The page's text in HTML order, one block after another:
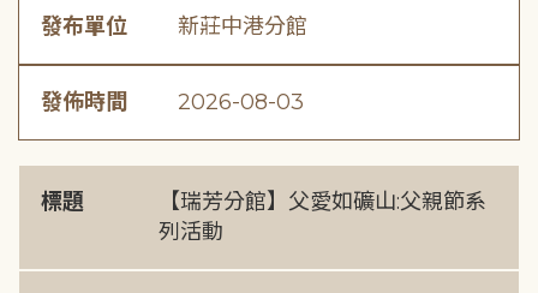
發布單位 新莊中港分館
發佈時間 2026-08-03
標題
【瑞芳分館】父愛如礦山:父親節系
列活動